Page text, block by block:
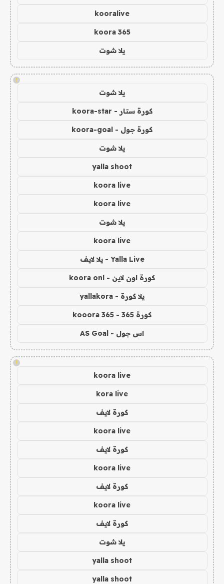
kooralive
koora 365
يلا شوت
!
يلا شوت
كورة ستار - koora-star
كورة جول - koora-goal
يلا شوت
yalla shoot
koora live
koora live
يلا شوت
koora live
Yalla Live - يلا لايف
كورة اون لاين - koora onl
يلا كورة - yallakora
كورة 365 - kooora 365
اس جول - AS Goal
!
koora live
kora live
كورة لايف
koora live
كورة لايف
koora live
كورة لايف
koora live
كورة لايف
يلا شوت
yalla shoot
yalla shoot